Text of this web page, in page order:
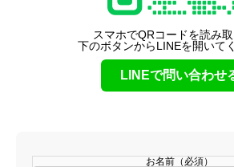
スマホでQRコードを読み取
下のボタンからLINEを開いて
LINEで問い合わせ
お名前（必須）